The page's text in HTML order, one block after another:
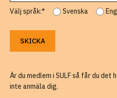
Välj språk:* Svenska
Är du medlem i SULF så får du det
inte anmäla dig.